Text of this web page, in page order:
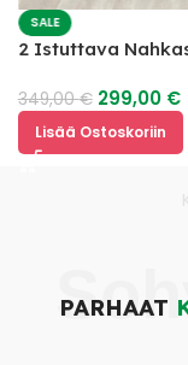
SALE
2 Istuttava
349,00€ 299,00 €
Lisää Ostoskoriin
PARHAAT